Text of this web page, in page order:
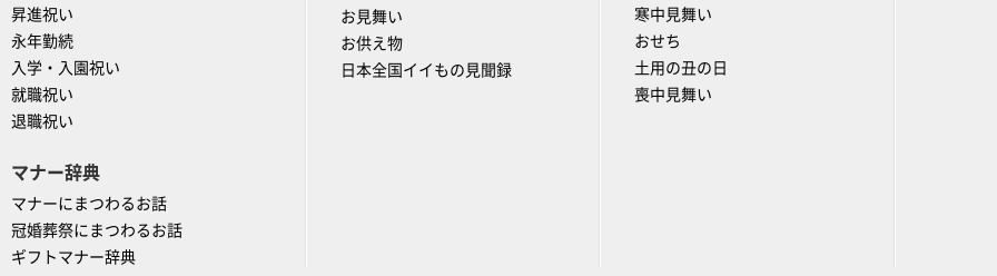
昇進祝い
永年勤続
入学・入園祝い
就職祝い
退職祝い
マナー辞典
マナーにまつわるお話
冠婚葬祭にまつわるお話
ギフトマナー辞典
お見舞い
お供え物
日本全国イイもの見聞録
寒中見舞い
おせち
土用の丑の日
喪中見舞い